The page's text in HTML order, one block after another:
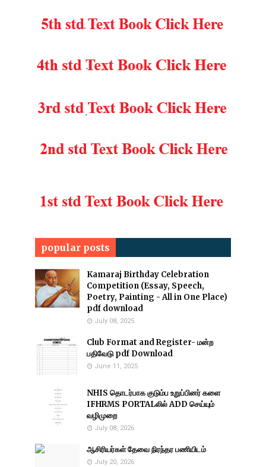
popular posts
Kamaraj Birthday Celebration
Competition (Essay, Speech,
Poetry, Painting - All in One Place)
pdf download
July 08, 2025
Club Format and Register- மன்ற
பதிவேடு pdf Download
June 11, 2025
NHIS தொடர்பாக குடும்ப உறுப்பினர் களை
IFHRMS PORTALலில் ADD செய்யும்
வழிமுறை
July 08, 2026
ஆசிரியர்கள் தேவை நிரந்தர பணியிடம்
July 20, 2026